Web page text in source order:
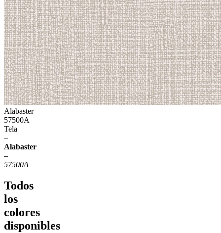
Alabaster
57500A
Tela
–
Alabaster
–
57500A
Todos
los
colores
disponibles